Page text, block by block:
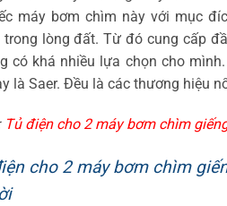
máy bơm chìm này với mục
trong lòng đất. Từ đó cung cấp
có khá nhiều lựa chọn cho
là Saer. Đều là các thương hiệu
Tủ điện cho 2 máy bơm chìm
cho 2 máy bơm chìm